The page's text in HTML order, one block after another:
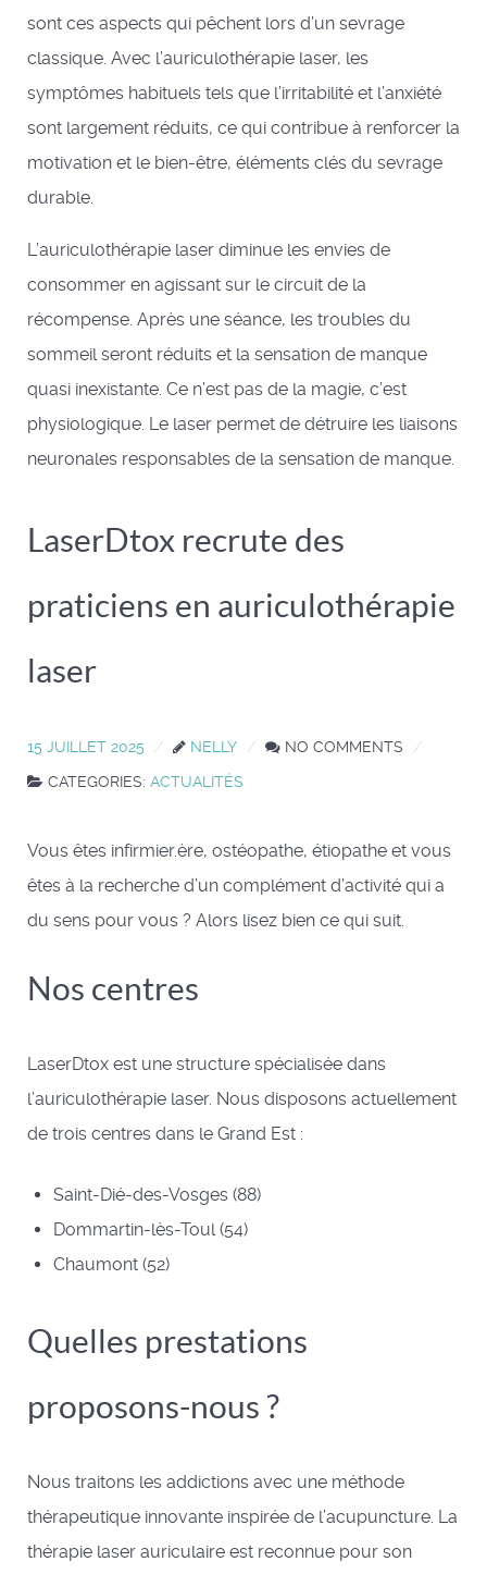
sont ces aspects qui pêchent lors d’un sevrage
classique. Avec l’auriculothérapie laser, les
symptômes habituels tels que l’irritabilité et l’anxiété
sont largement réduits, ce qui contribue à renforcer la
motivation et le bien-être, éléments clés du sevrage
durable.
L’auriculothérapie laser diminue les envies de
consommer en agissant sur le circuit de la
récompense. Après une séance, les troubles du
sommeil seront réduits et la sensation de manque
quasi inexistante. Ce n’est pas de la magie, c’est
physiologique. Le laser permet de détruire les liaisons
neuronales responsables de la sensation de manque.
LaserDtox recrute des
praticiens en auriculothérapie
laser
15 JUILLET 2025 NELLY
NO COMMENTS
CATEGORIES: ACTUALITÉS
Vous êtes infirmier.ère, ostéopathe, étiopathe et vous
êtes à la recherche d’un complément d’activité qui a
du sens pour vous ? Alors lisez bien ce qui suit.
Nos centres
LaserDtox est une structure spécialisée dans
l’auriculothérapie laser. Nous disposons actuellement
de trois centres dans le Grand Est :
Saint-Dié-des-Vosges (88)
Dommartin-lès-Toul (54)
Chaumont (52)
Quelles prestations
proposons-nous ?
Nous traitons les addictions avec une méthode
thérapeutique innovante inspirée de l’acupuncture. La
thérapie laser auriculaire est reconnue pour son